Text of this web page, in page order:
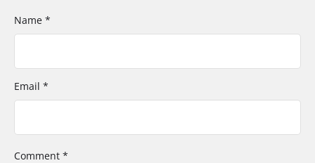
Comment *
Name *
Email *